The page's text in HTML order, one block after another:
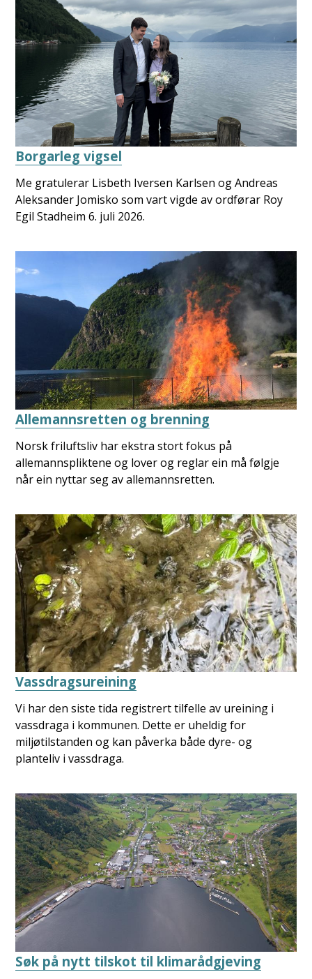
Borgarleg vigsel
Me gratulerar Lisbeth Iversen Karlsen og Andreas
Aleksander Jomisko som vart vigde av ordførar Roy
Egil Stadheim 6. juli 2026.
Allemannsretten og brenning
Norsk friluftsliv har ekstra stort fokus på
allemannspliktene og lover og reglar ein må følgje
når ein nyttar seg av allemannsretten.
Vassdragsureining
Vi har den siste tida registrert tilfelle av ureining i
vassdraga i kommunen. Dette er uheldig for
miljøtilstanden og kan påverka både dyre- og
planteliv i vassdraga.
Søk på nytt tilskot til klimarådgjeving